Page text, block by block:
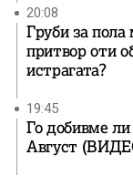
20:08
Груби за
притвор оти
истрагата?
19:45
Го добивме
Август